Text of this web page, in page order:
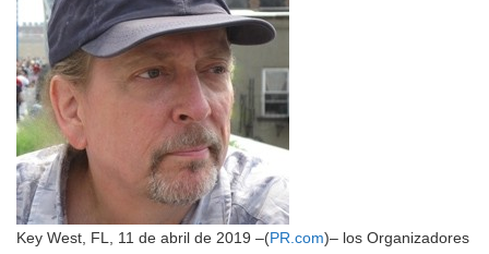
Key West, FL, 11 de abril de 2019 –(PR.com)– los Organizadores